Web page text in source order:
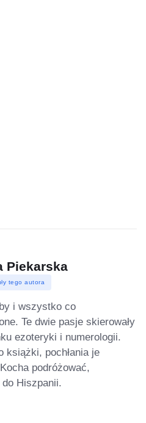
Piekarska
tego autora
i wszystko co
Te dwie pasje skierowały
ezoteryki i numerologii.
książki, pochłania je
podróżować,
do Hiszpanii.